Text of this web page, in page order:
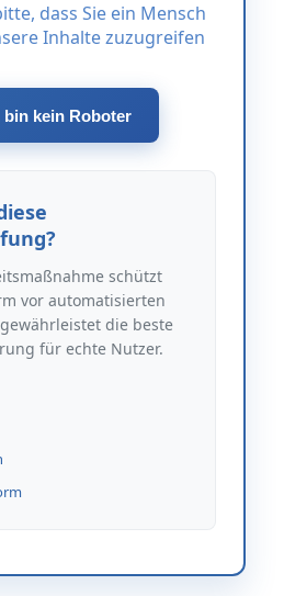
dass Sie ein Mensch
Inhalte zuzugreifen
bin kein Roboter
schützt
vor automatisierten
die beste
für echte Nutzer.